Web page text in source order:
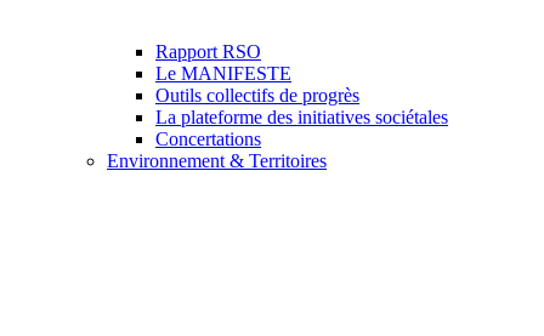
Rapport RSO
Le MANIFESTE
Outils collectifs de progrès
La plateforme des initiatives sociétales
Concertations
Environnement & Territoires